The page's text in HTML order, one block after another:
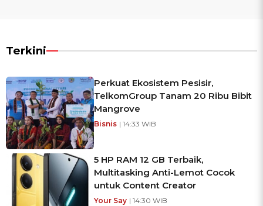
Terkini
Perkuat Ekosistem Pesisir,
TelkomGroup Tanam 20 Ribu Bibit
Mangrove
Bisnis | 14:33 WIB
5 HP RAM 12 GB Terbaik,
Multitasking Anti-Lemot Cocok
untuk Content Creator
Your Say | 14:30 WIB